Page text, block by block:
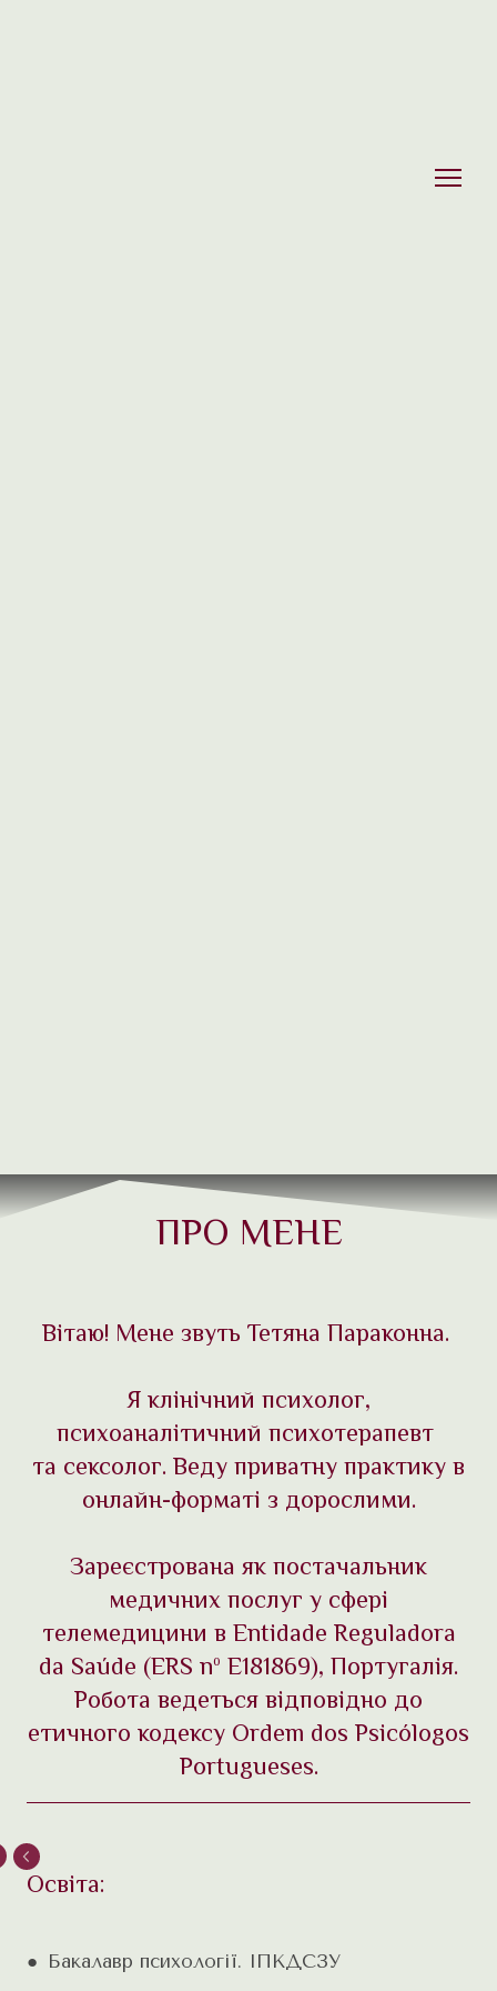
ПРО МЕНЕ
Вітаю! Мене звуть Тетяна Параконна.
Я клінічний психолог,
психоаналітичний психотерапевт
та сексолог. Веду приватну практику в
онлайн-форматі з дорослими.
Зареєстрована як постачальник
медичних послуг у сфері
телемедицини в Entidade Reguladora
da Saúde (ERS nº E181869), Португалія.
Робота ведеться відповідно до
етичного кодексу Ordem dos Psicólogos
Portugueses.
Освіта:
● Бакалавр психології. ІПКДСЗУ